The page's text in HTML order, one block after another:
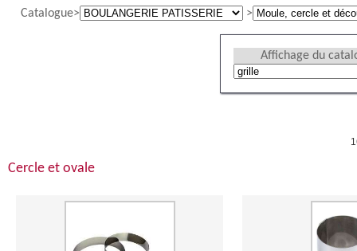
Catalogue
Affichage du
Cercle et ovale